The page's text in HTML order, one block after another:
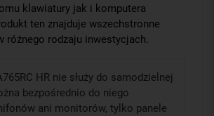
klawiatury jak i komputera
ten znajduje wszechstronne
różnego rodzaju inwestycjach.
HR nie służy do samodzielnej
bezpośrednio do niego
ani monitorów, tylko panele